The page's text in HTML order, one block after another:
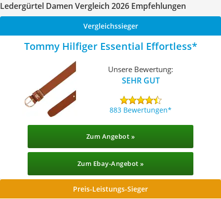
Ledergürtel Damen Vergleich 2026 Empfehlungen
Vergleichssieger
Tommy Hilfiger Essential Effortless
Unsere Bewertung:
SEHR GUT
883 Bewertungen
Zum Angebot »
Zum Ebay-Angebot »
Preis-Leistungs-Sieger